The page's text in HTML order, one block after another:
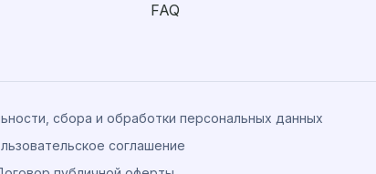
FAQ
сбора и обработки персональных данных
соглашение